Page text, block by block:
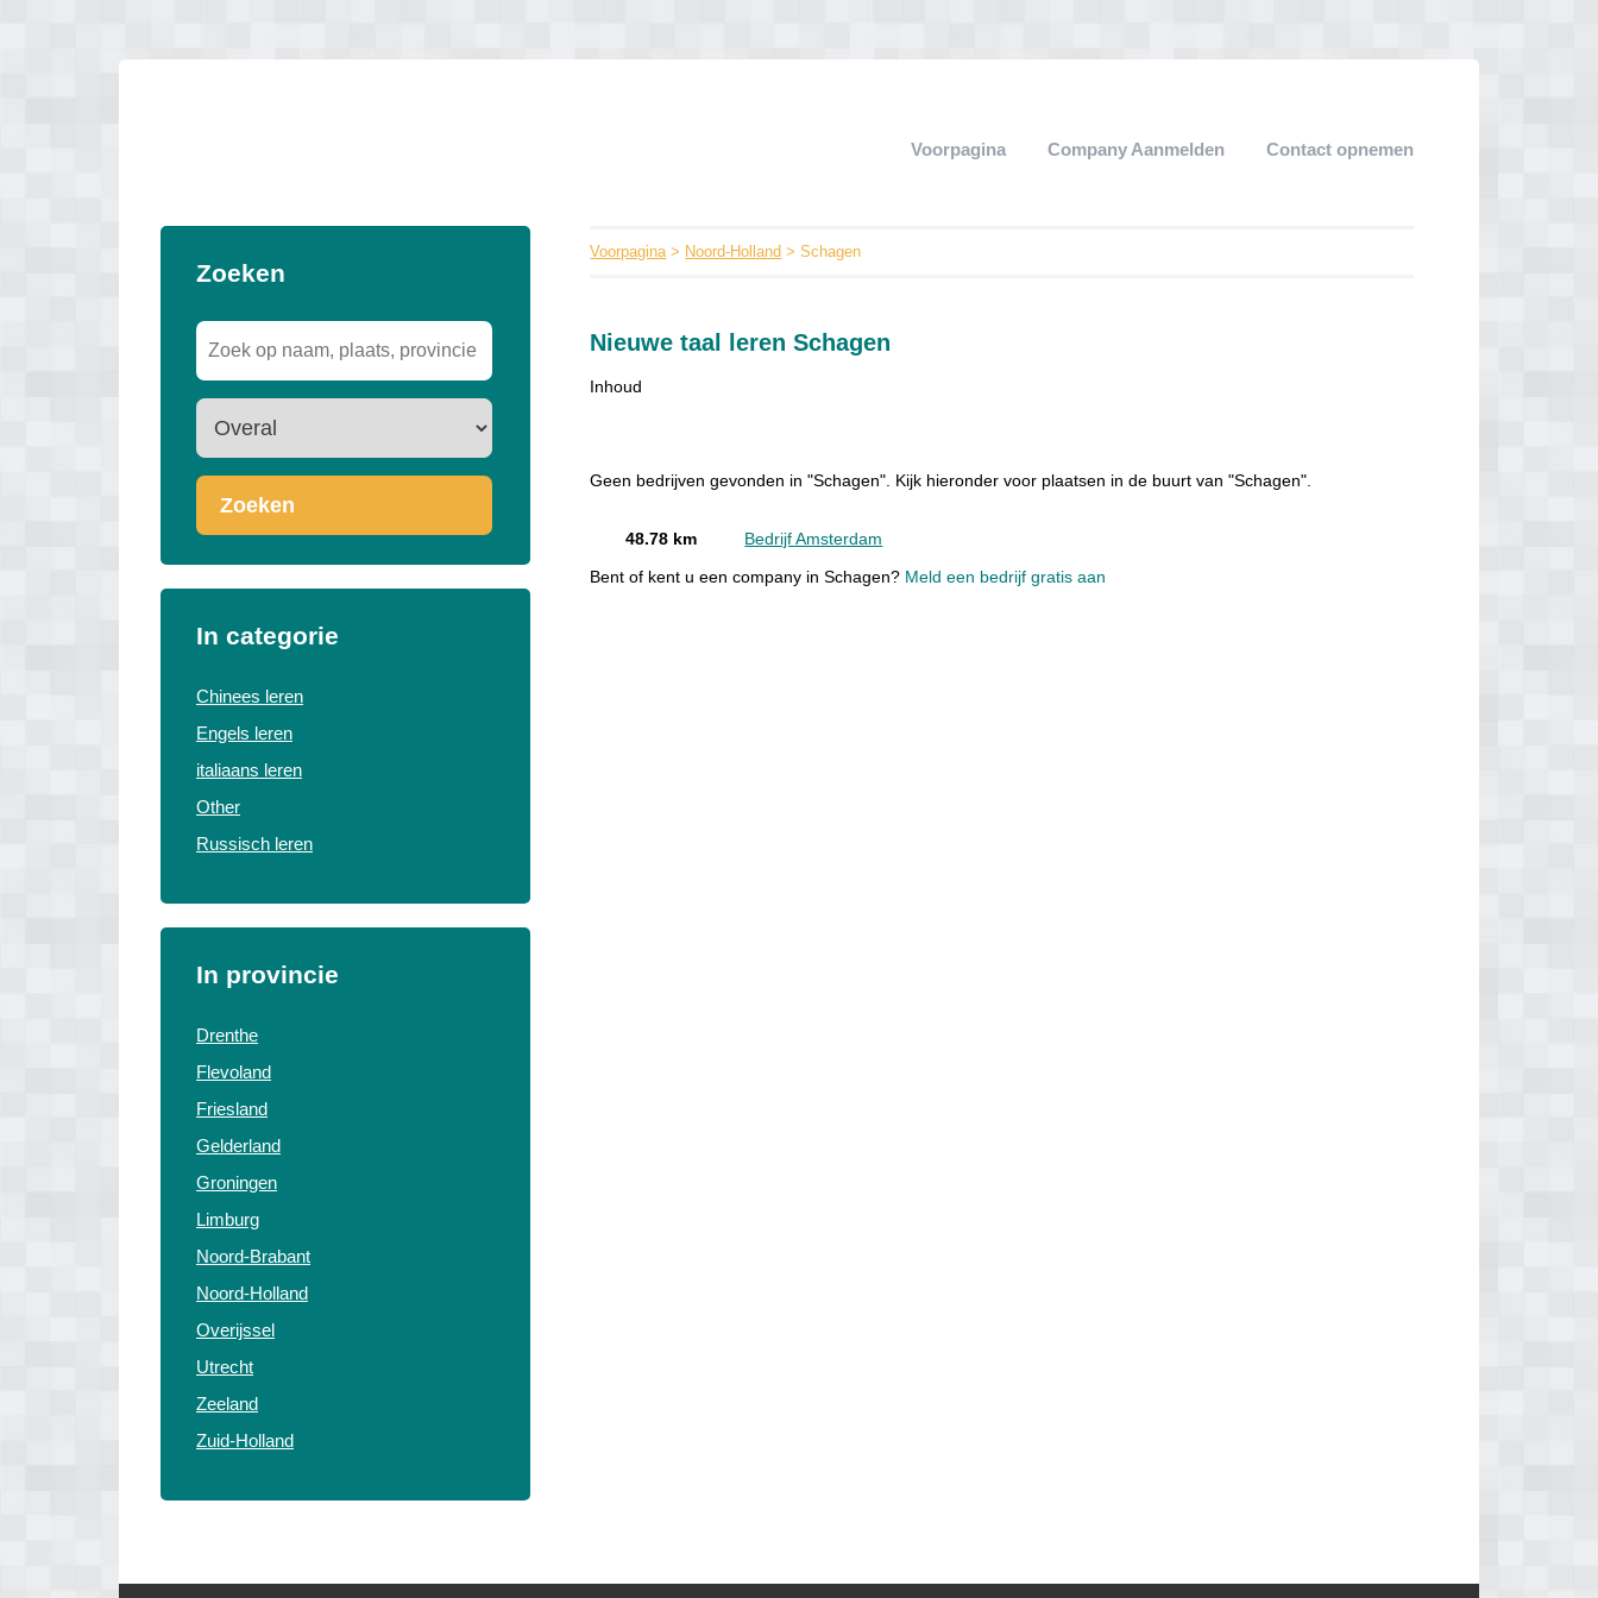
Voorpagina Company Aanmelden Contact opnemen
Zoeken
Zoeken
In categorie
Chinees leren
Engels leren
italiaans leren
Other
Russisch leren
In provincie
Drenthe
Flevoland
Friesland
Gelderland
Groningen
Limburg
Noord-Brabant
Noord-Holland
Overijssel
Utrecht
Zeeland
Zuid-Holland
Voorpagina> Noord-Holland > Schagen
Nieuwe taal leren Schagen
Inhoud
Geen bedrijven gevonden in "Schagen". Kijk hieronder voor plaatsen in de buurt van "Schagen".
48.78 km Bedrijf Amsterdam
Bent of kent u een company in Schagen? Meld een bedrijf gratis aan